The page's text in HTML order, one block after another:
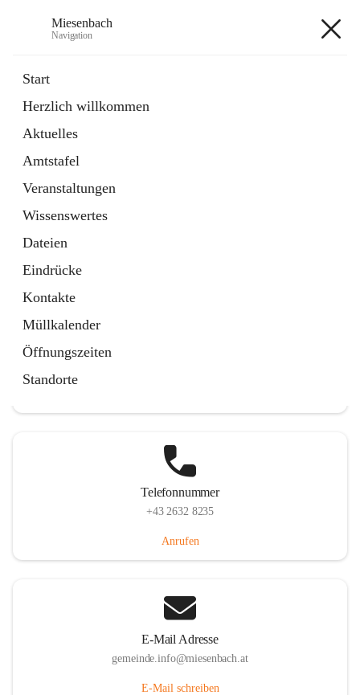
Miesenbach
Navigation
Start
Herzlich willkommen
Aktuelles
Amtstafel
Veranstaltungen
Wissenswertes
Dateien
Eindrücke
Kontakte
Müllkalender
Öffnungszeiten
Standorte
Externe Webseite
in
Tab
Region Schneebergland
Externe Webseite
öffnet
in
neuem
Tab
Telefonnummer
+43 2632 8235
Anrufen
E-Mail Adresse
gemeinde.info@miesenbach.at
E-Mail schreiben